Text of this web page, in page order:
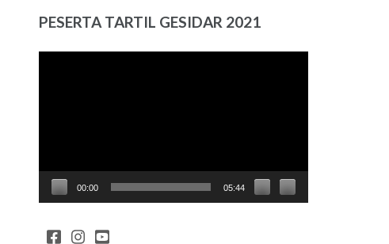
PESERTA TARTIL GESIDAR 2021
00:00 05:44